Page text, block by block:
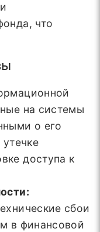
что
на системы
о его
доступа к
сбои
в финансовой